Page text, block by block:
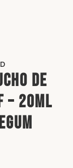
DE
– 20ML